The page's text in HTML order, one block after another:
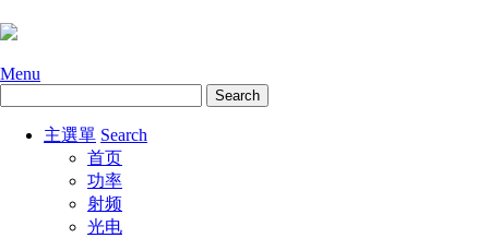
Menu
主選單 Search
首页
功率
射频
光电